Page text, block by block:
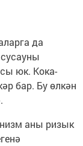
да
юк. Кока-
бар. Бу өлкән
аны ризык